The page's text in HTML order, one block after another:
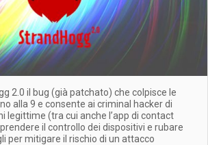
2.0 il bug (già patchato) che colpisce le
alla 9 e consente ai criminal hacker di
legittime (tra cui anche l’app di contact
il controllo dei dispositivi e rubare
per mitigare il rischio di un attacco